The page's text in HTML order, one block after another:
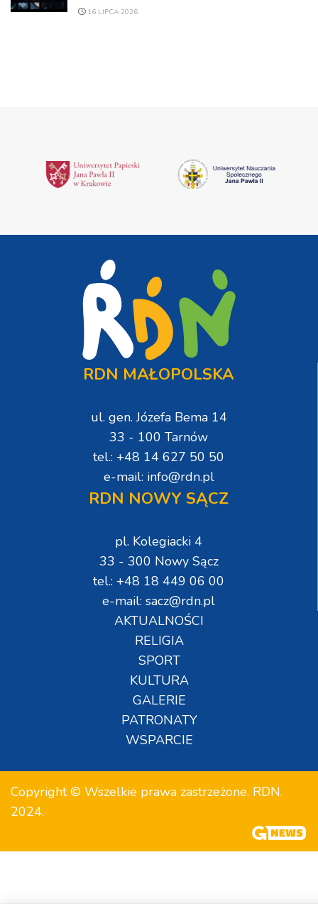
16 LIPCA 2026
RDN MAŁOPOLSKA
ul. gen. Józefa Bema 14
33 - 100 Tarnów
tel.: +48 14 627 50 50
e-mail: info@rdn.pl
RDN NOWY SĄCZ
pl. Kolegiacki 4
33 - 300 Nowy Sącz
tel.: +48 18 449 06 00
e-mail: sacz@rdn.pl
AKTUALNOŚCI
RELIGIA
SPORT
KULTURA
GALERIE
PATRONATY
WSPARCIE
Copyright © Wszelkie prawa zastrzeżone. RDN.
2024.